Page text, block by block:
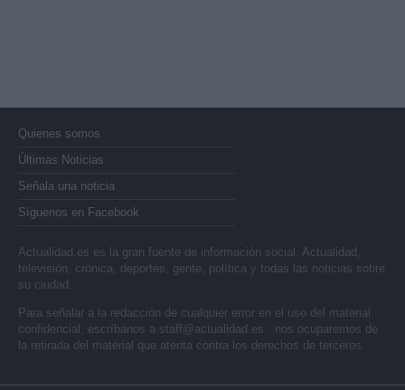
Quienes somos
Últimas Noticias
Señala una noticia
Síguenos en Facebook
Actualidad.es es la gran fuente de información social. Actualidad,
televisión, crónica, deportes, gente, política y todas las noticias sobre
su ciudad.
Para señalar a la redacción de cualquier error en el uso del material
confidencial, escríbanos a staff@actualidad.es : nos ocuparemos de
la retirada del material que atenta contra los derechos de terceros.